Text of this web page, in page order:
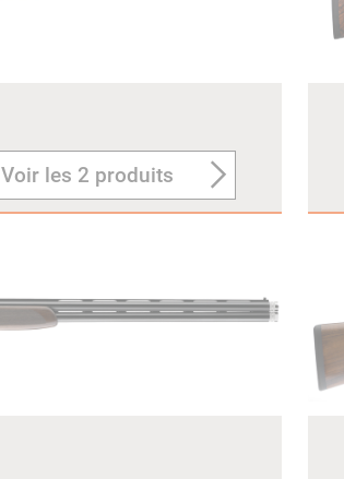
Voir les 2 produits